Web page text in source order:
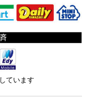
ています